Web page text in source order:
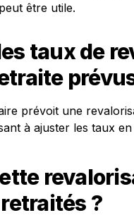
peut être utile.
taux de
prévoit une
à ajuster les taux
?